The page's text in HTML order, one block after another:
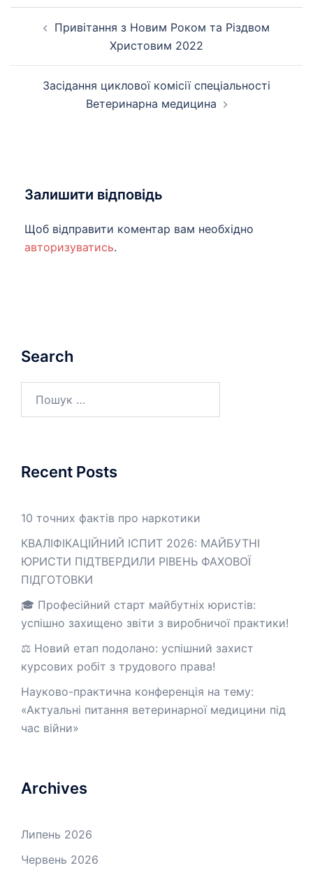
Привітання з Новим Роком та Різдвом
Христовим 2022
Засідання циклової комісії спеціальності
Ветеринарна медицина
Залишити відповідь
Щоб відправити коментар вам необхідно
авторизуватись.
Search
Recent Posts
10 точних фактів про наркотики
КВАЛІФІКАЦІЙНИЙ ІСПИТ 2026: МАЙБУТНІ
ЮРИСТИ ПІДТВЕРДИЛИ РІВЕНЬ ФАХОВОЇ
ПІДГОТОВКИ
🎓 Професійний старт майбутніх юристів:
успішно захищено звіти з виробничої практики!
⚖️ Новий етап подолано: успішний захист
курсових робіт з трудового права!
Науково-практична конференція на тему:
«Актуальні питання ветеринарної медицини під
час війни»
Archives
Липень 2026
Червень 2026